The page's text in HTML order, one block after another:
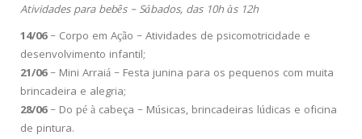
Atividades para bebês – Sábados, das 10h às 12h
14/06– Corpo em Ação – Atividades de psicomotricidade e
desenvolvimento infantil;
21/06– Mini Arraiá – Festa junina para os pequenos com muita
brincadeira e alegria;
28/06– Do pé à cabeça – Músicas, brincadeiras lúdicas e oficina
de pintura.